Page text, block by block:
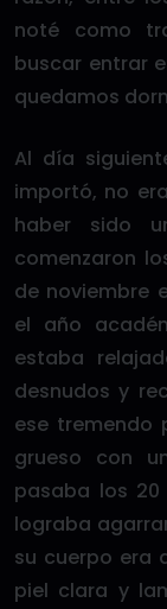
noté como
buscar entrar
quedamos
Al día
importó, no
haber sido
comenzaron
de noviembre
el año
estaba
desnudos y
ese tremendo
grueso con
pasaba los
lograba
su cuerpo era
piel clara y